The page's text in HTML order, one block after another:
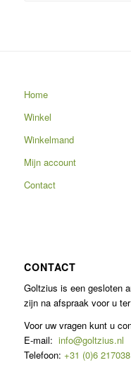
Home
Winkel
Winkelmand
Mijn account
Contact
CONTACT
Goltzius is een gesloten
zijn na afspraak voor u
Voor uw vragen kunt u
E-mail: info@goltzius.nl
Telefoon: +31 (0)6